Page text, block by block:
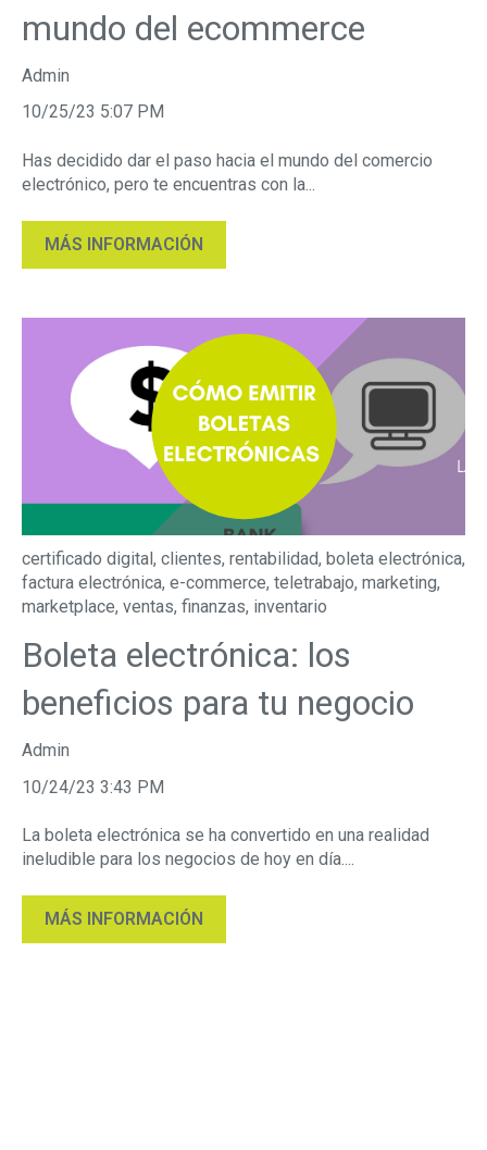
mundo del ecommerce
Admin
10/25/23 5:07 PM
Has decidido dar el paso hacia el mundo del comercio
electrónico, pero te encuentras con la...
MÁS INFORMACIÓN
certificado digital, clientes, rentabilidad, boleta electrónica,
factura electrónica, e-commerce, teletrabajo, marketing,
marketplace, ventas, finanzas, inventario
Boleta electrónica: los
beneficios para tu negocio
Admin
10/24/23 3:43 PM
La boleta electrónica se ha convertido en una realidad
ineludible para los negocios de hoy en día....
MÁS INFORMACIÓN